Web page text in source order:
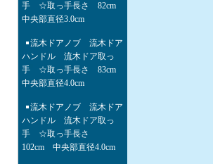
手 ☆取っ手長さ 82cm
中央部直径3.0cm
流木ドアノブ 流木ドア
ハンドル 流木ドア取っ
手 ☆取っ手長さ 83cm
中央部直径4.0cm
流木ドアノブ 流木ドア
ハンドル 流木ドア取っ
手 ☆取っ手長さ
102cm 中央部直径4.0cm